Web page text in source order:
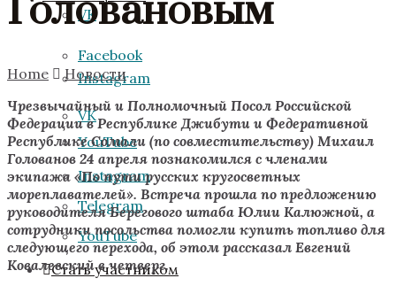
VK
Instagram
YouTube
Telegram
Стать участником
Facebook
VK
Instagram
YouTube
Головановым
Home
Новости
Чрезвычайный и Полномочный Посол Российской
Федерации в Республике Джибути и Федеративной
Республике Сомали (по совместительству) Михаил
Голованов 24 апреля познакомился с членами
экипажа «По пути русских кругосветных
мореплавателей». Встреча прошла по предложению
руководителя Берегового штаба Юлии Калюжной, а
сотрудники посольства помогли купить топливо для
следующего перехода, об этом рассказал Евгений
Ковалевский в четверг.